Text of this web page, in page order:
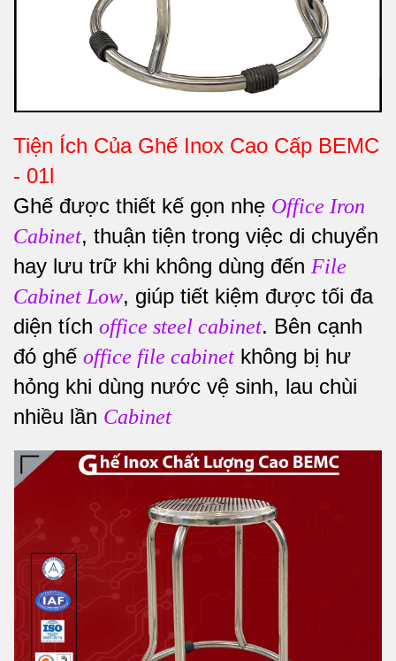
Tiện Ích Của Ghế Inox Cao Cấp BEMC
- 01l
Ghế được thiết kế gọn nhẹ Office Iron
Cabinet, thuận tiện trong việc di chuyển
hay lưu trữ khi không dùng đến File
Cabinet Low, giúp tiết kiệm được tối đa
diện tích office steel cabinet. Bên cạnh
đó ghế office file cabinet không bị hư
hỏng khi dùng nước vệ sinh, lau chùi
nhiều lần Cabinet